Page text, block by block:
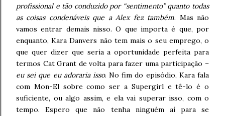
profissional e tão conduzido por “sentimento” quanto todas
as coisas condenáveis que a Alex fez também. Mas não
vamos entrar demais nisso. O que importa é que, por
enquanto, Kara Danvers não tem mais o seu emprego, o
que quer dizer que seria a oportunidade perfeita para
termos Cat Grant de volta para fazer uma participação –
eu sei que eu adoraria isso. No fim do episódio, Kara fala
com Mon-El sobre como ser a Supergirl e tê-lo é o
suficiente, ou algo assim, e ela vai superar isso, com o
tempo. Espero que não tenha ninguém aí para se